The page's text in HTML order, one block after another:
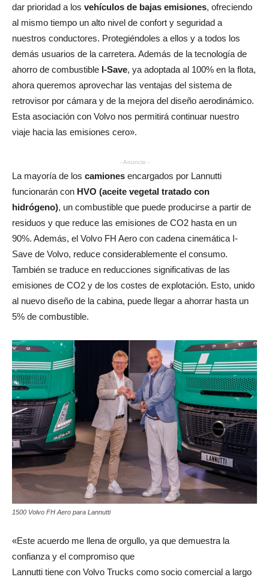
dar prioridad a los vehículos de bajas emisiones, ofreciendo
al mismo tiempo un alto nivel de confort y seguridad a
nuestros conductores. Protegiéndoles a ellos y a todos los
demás usuarios de la carretera. Además de la tecnología de
ahorro de combustible I-Save, ya adoptada al 100% en la flota,
ahora queremos aprovechar las ventajas del sistema de
retrovisor por cámara y de la mejora del diseño aerodinámico.
Esta asociación con Volvo nos permitirá continuar nuestro
viaje hacia las emisiones cero».
- Anuncio -
La mayoría de los camiones encargados por Lannutti
funcionarán con HVO (aceite vegetal tratado con
hidrógeno), un combustible que puede producirse a partir de
residuos y que reduce las emisiones de CO2 hasta en un
90%. Además, el Volvo FH Aero con cadena cinemática I-
Save de Volvo, reduce considerablemente el consumo.
También se traduce en reducciones significativas de las
emisiones de CO2 y de los costes de explotación. Esto, unido
al nuevo diseño de la cabina, puede llegar a ahorrar hasta un
5% de combustible.
1500 Volvo FH Aero para Lannutti
«Este acuerdo me llena de orgullo, ya que demuestra la
confianza y el compromiso que
Lannutti tiene con Volvo Trucks como socio comercial a largo